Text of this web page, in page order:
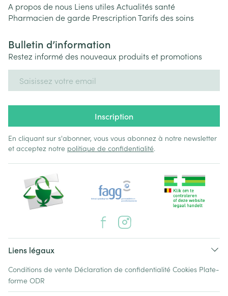
A propos de nous Liens utiles Actualités santé
Pharmacien de garde PrescriptionTarifs des soins
Bulletin d’information
Restez informé des nouveaux produits et promotions
Inscription
En cliquant sur s'abonner, vous vous abonnez à notre newsletter
et acceptez notre politique de confidentialité.
Liens légaux
Conditions de vente Déclaration de confidentialité Cookies Plate-
forme ODR